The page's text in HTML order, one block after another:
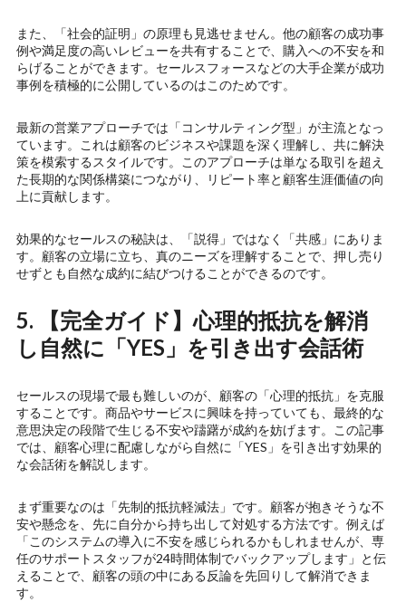
また、「社会的証明」の原理も見逃せません。他の顧客の成功事
例や満足度の高いレビューを共有することで、購入への不安を和
らげることができます。セールスフォースなどの大手企業が成功
事例を積極的に公開しているのはこのためです。
最新の営業アプローチでは「コンサルティング型」が主流となっ
ています。これは顧客のビジネスや課題を深く理解し、共に解決
策を模索するスタイルです。このアプローチは単なる取引を超え
た長期的な関係構築につながり、リピート率と顧客生涯価値の向
上に貢献します。
効果的なセールスの秘訣は、「説得」ではなく「共感」にありま
す。顧客の立場に立ち、真のニーズを理解することで、押し売り
せずとも自然な成約に結びつけることができるのです。
5. 【完全ガイド】心理的抵抗を解消
し自然に「YES」を引き出す会話術
セールスの現場で最も難しいのが、顧客の「心理的抵抗」を克服
することです。商品やサービスに興味を持っていても、最終的な
意思決定の段階で生じる不安や躊躇が成約を妨げます。この記事
では、顧客心理に配慮しながら自然に「YES」を引き出す効果的
な会話術を解説します。
まず重要なのは「先制的抵抗軽減法」です。顧客が抱きそうな不
安や懸念を、先に自分から持ち出して対処する方法です。例えば
「このシステムの導入に不安を感じられるかもしれませんが、専
任のサポートスタッフが24時間体制でバックアップします」と伝
えることで、顧客の頭の中にある反論を先回りして解消できま
す。